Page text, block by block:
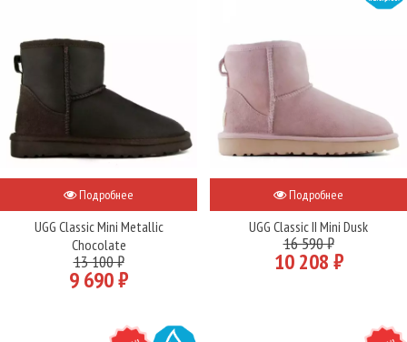
Подробнее
UGG Classic Mini Metallic
Chocolate
13 100 ₽
9 690 ₽
Подробнее
UGG Classic II Mini Dusk
16 590 ₽
10 208 ₽
NEW WATER NEW